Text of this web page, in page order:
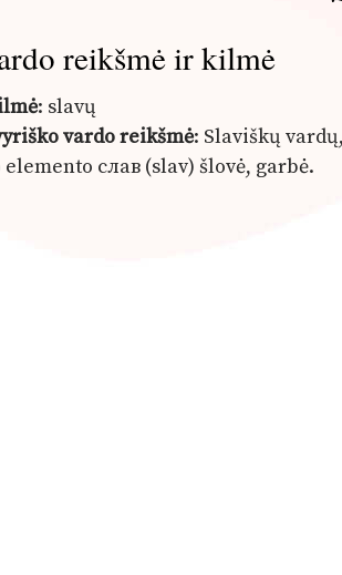
reikšmė ir kilmė
: slavų
vardo reikšmė: Slaviškų
слав (slav) šlovė, garbė.